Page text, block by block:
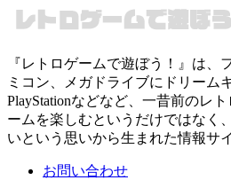
『レトロゲームで遊ぼう！』は、
ミコン、メガドライブにドリーム
PlayStationなどなど、一昔前のレ
ームを楽しむというだけではなく
いという思いから生まれた情報サ
お問い合わせ